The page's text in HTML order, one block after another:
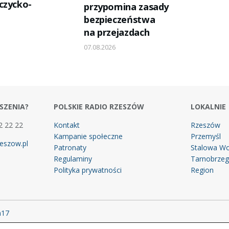
przypomina zasady
bezpieczeństwa
na przejazdach
07.08.2026
22 22
POLSKIE RADIO RZESZÓW
Kontakt
Kampanie społeczne
Patronaty
Regulaminy
Polityka prywatności
LOKALNIE
Rzeszów
Przemyśl
Stalowa
Tarnobrzeg
Region